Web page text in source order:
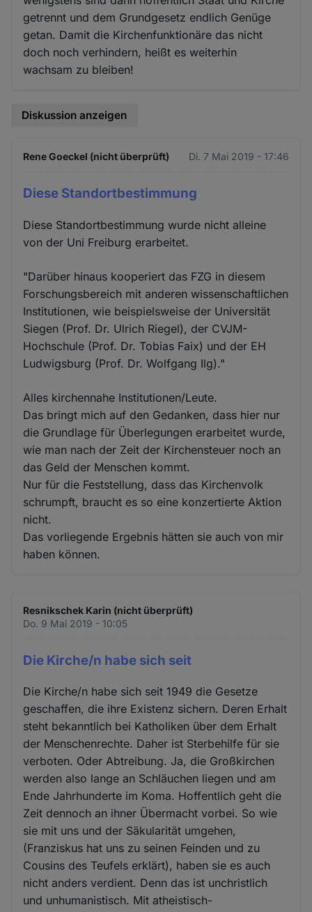
getrennt und dem Grundgesetz endlich Genüge
getan. Damit die Kirchenfunktionäre das nicht
doch noch verhindern, heißt es weiterhin
wachsam zu bleiben!
Diskussion anzeigen
Rene Goeckel (nicht überprüft) Di. 7 Mai 2019 - 17:46
Diese Standortbestimmung
Diese Standortbestimmung wurde nicht alleine
von der Uni Freiburg erarbeitet.
"Darüber hinaus kooperiert das FZG in diesem
Forschungsbereich mit anderen wissenschaftlichen
Institutionen, wie beispielsweise der Universität
Siegen (Prof. Dr. Ulrich Riegel), der CVJM-
Hochschule (Prof. Dr. Tobias Faix) und der EH
Ludwigsburg (Prof. Dr. Wolfgang Ilg)."
Alles kirchennahe Institutionen/Leute.
Das bringt mich auf den Gedanken, dass hier nur
die Grundlage für Überlegungen erarbeitet wurde,
wie man nach der Zeit der Kirchensteuer noch an
das Geld der Menschen kommt.
Nur für die Feststellung, dass das Kirchenvolk
schrumpft, braucht es so eine konzertierte Aktion
nicht.
Das vorliegende Ergebnis hätten sie auch von mir
haben können.
Resnikschek Karin (nicht überprüft)
Do. 9 Mai 2019 - 10:05
Die Kirche/n habe sich seit
Die Kirche/n habe sich seit 1949 die Gesetze
geschaffen, die ihre Existenz sichern. Deren Erhalt
steht bekanntlich bei Katholiken über dem Erhalt
der Menschenrechte. Daher ist Sterbehilfe für sie
verboten. Oder Abtreibung. Ja, die Großkirchen
werden also lange an Schläuchen liegen und am
Ende Jahrhunderte im Koma. Hoffentlich geht die
Zeit dennoch an ihner Übermacht vorbei. So wie
sie mit uns und der Säkularität umgehen,
(Franziskus hat uns zu seinen Feinden und zu
Cousins des Teufels erklärt), haben sie es auch
nicht anders verdient. Denn das ist unchristlich
und unhumanistisch. Mit atheistisch-